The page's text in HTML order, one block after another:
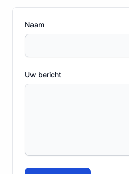
Naam
Uw bericht